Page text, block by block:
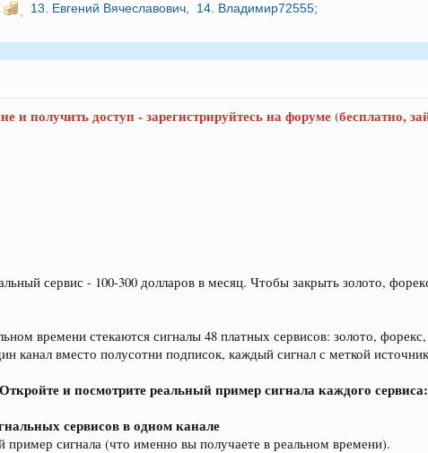
13. Евгений Вячеславович 14. Владимир72555;
и получить доступ - зарегистрируйтесь на форуме (бесплатно,
сервис - 100-300 долларов в месяц. Чтобы закрыть золото,
времени стекаются сигналы 48 платных сервисов: золото,
канал вместо полусотни подписок, каждый сигнал с меткой
и посмотрите реальный пример сигнала каждого сервиса:
сервисов в одном канале
сигнала (что именно вы получаете в реальном времени).